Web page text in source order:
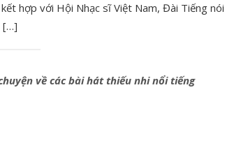
hợp với Hội Nhạc sĩ Việt Nam, Đài Tiếng nói
[…]
về các bài hát thiếu nhi nổi tiếng